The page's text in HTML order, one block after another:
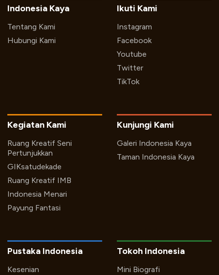
Indonesia Kaya
Tentang Kami
Hubungi Kami
Ikuti Kami
Instagram
Facebook
Youtube
Twitter
TikTok
Kegiatan Kami
Ruang Kreatif Seni
Pertunjukkan
GIKsatudekade
Ruang Kreatif IMB
Indonesia Menari
Payung Fantasi
Kunjungi Kami
Galeri Indonesia Kaya
Taman Indonesia Kaya
Pustaka Indonesia
Kesenian
Tokoh Indonesia
Mini Biografi